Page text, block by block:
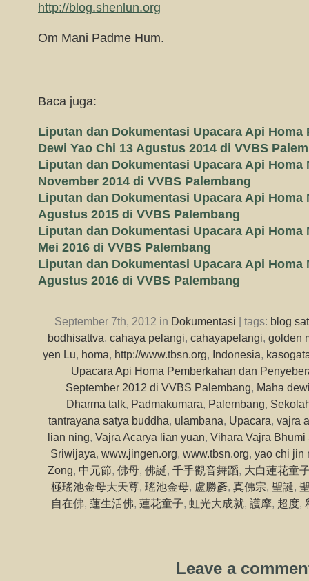
http://blog.shenlun.org
Om Mani Padme Hum.
Baca juga:
Liputan dan Dokumentasi Upacara Api Homa
Dewi Yao Chi 13 Agustus 2014 di VVBS
Liputan dan Dokumentasi Upacara Api Homa
November 2014 di VVBS Palembang
Liputan dan Dokumentasi Upacara Api Homa
Agustus 2015 di VVBS Palembang
Liputan dan Dokumentasi Upacara Api Homa
Mei 2016 di VVBS Palembang
Liputan dan Dokumentasi Upacara Api Homa
Agustus 2016 di VVBS Palembang
September 7th, 2012 in Dokumentasi | tags: blog
bodhisattva, cahaya pelangi, cahayapelangi, golden
yen Lu, homa, http://www.tbsn.org, Indonesia,
Upacara Api Homa Pemberkahan dan
September 2012 di VVBS Palembang, Maha
Dharma talk, Padmakumara, Palembang,
tantrayana satya buddha, ulambana, Upacara, vajra
lian ning, Vajra Acarya lian yuan, Vihara Vajra
Sriwijaya, www.jingen.org, www.tbsn.org, yao chi jin
Zong, 中元節, 佛母, 佛誕, 千手觀音舞蹈, 大白蓮花童
極瑤池金母大天尊, 瑤池金母, 盧勝彥, 真佛宗, 聖誕,
自在佛, 蓮生活佛, 蓮花童子, 虹光大成就, 護摩, 超度,
Leave a